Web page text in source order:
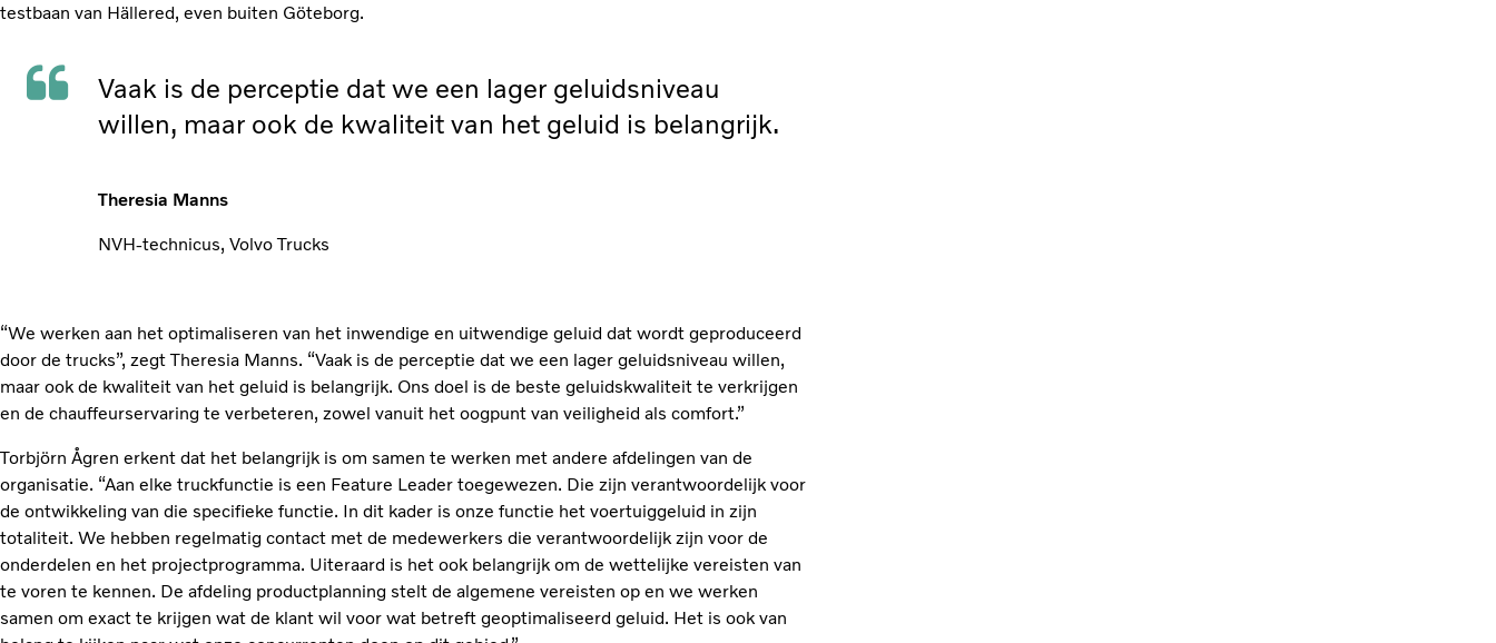
testbaan van Hällered, even buiten Göteborg.
Vaak is de perceptie dat we een lager geluidsniveau
willen, maar ook de kwaliteit van het geluid is belangrijk.
Theresia Manns
NVH-technicus, Volvo Trucks
“We werken aan het optimaliseren van het inwendige en uitwendige geluid dat wordt geproduceerd
door de trucks”, zegt Theresia Manns. “Vaak is de perceptie dat we een lager geluidsniveau willen,
maar ook de kwaliteit van het geluid is belangrijk. Ons doel is de beste geluidskwaliteit te verkrijgen
en de chauffeurservaring te verbeteren, zowel vanuit het oogpunt van veiligheid als comfort.”
Torbjörn Ågren erkent dat het belangrijk is om samen te werken met andere afdelingen van de
organisatie. “Aan elke truckfunctie is een Feature Leader toegewezen. Die zijn verantwoordelijk voor
de ontwikkeling van die specifieke functie. In dit kader is onze functie het voertuiggeluid in zijn
totaliteit. We hebben regelmatig contact met de medewerkers die verantwoordelijk zijn voor de
onderdelen en het projectprogramma. Uiteraard is het ook belangrijk om de wettelijke vereisten van
te voren te kennen. De afdeling productplanning stelt de algemene vereisten op en we werken
samen om exact te krijgen wat de klant wil voor wat betreft geoptimaliseerd geluid. Het is ook van